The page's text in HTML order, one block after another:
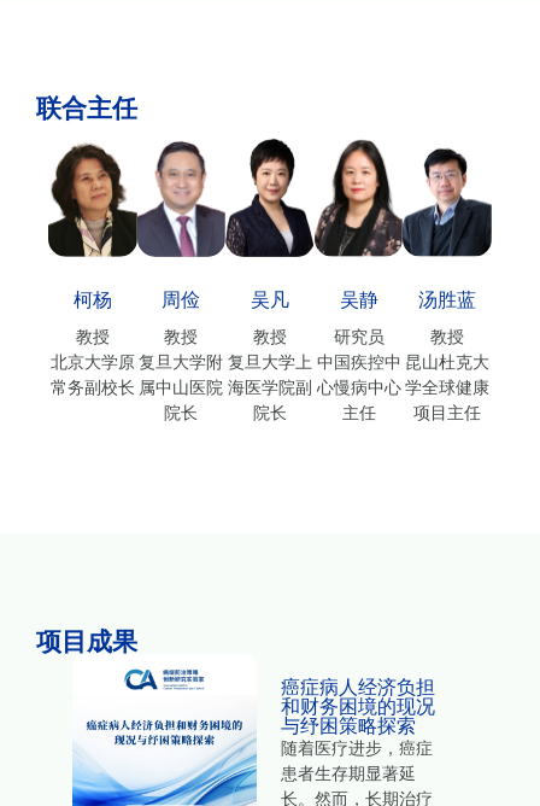
联合主任
柯杨
教授
北京大学原
常务副校长
周俭
教授
复旦大学附
属中山医院
院长
吴凡
教授
复旦大学上
海医学院副
院长
吴静
研究员
中国疾控中
心慢病中心
主任
汤胜蓝
教授
昆山杜克大
学全球健康
项目主任
项目成果
癌症病人经济负担
和财务困境的现况
与纾困策略探索
随着医疗进步，癌症
患者生存期显著延
长。然而，长期治疗